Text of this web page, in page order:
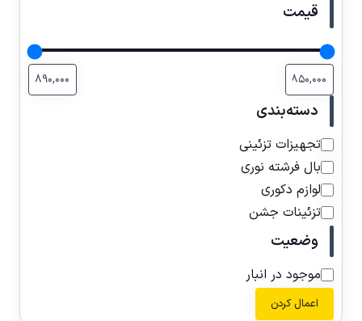
قیمت
دسته‌بندی
تجهیزات تزئینی
بال فرشته نوری
لوازم دکوری
تزئینات جشن
وضعیت
موجود در انبار
اعمال کردن